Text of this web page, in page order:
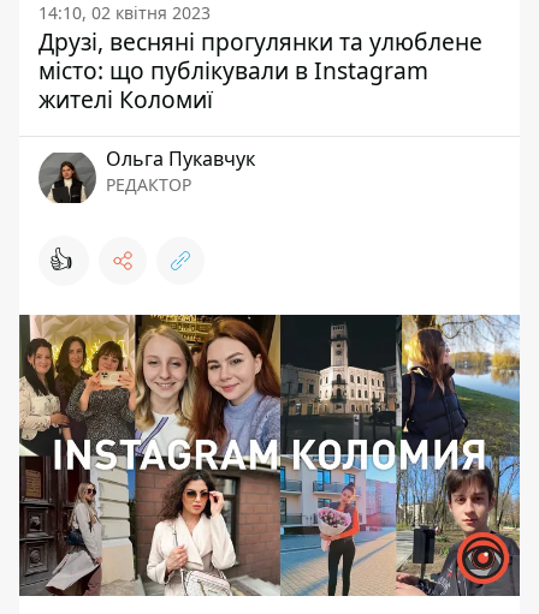
14:10, 02 квітня 2023
Друзі, весняні прогулянки та улюблене
місто: що публікували в Instagram
жителі Коломиї
Ольга Пукавчук
РЕДАКТОР
👍